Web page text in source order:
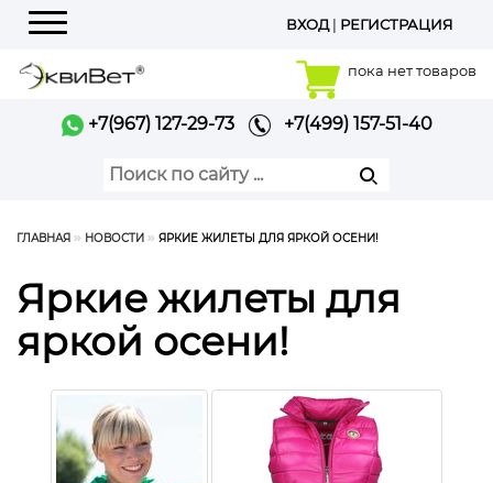
Меню
ВХОД| РЕГИСТРАЦИЯ
пока нет товаров
+7(967) 127-29-73 +7(499) 157-51-40
ГЛАВНАЯ НОВОСТИ ЯРКИЕ ЖИЛЕТЫ ДЛЯ ЯРКОЙ ОСЕНИ!
Яркие жилеты для
яркой осени!